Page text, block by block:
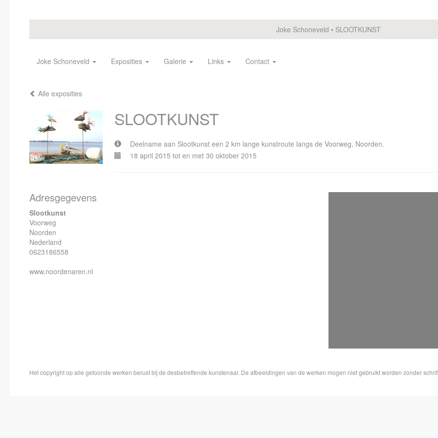
Joke Schoneveld SLOOTKUNST
Joke Schoneveld Exposities Galerie Links Contact
Alle exposities
SLOOTKUNST
Deelname aan Slootkunst een 2 km lange kunstroute langs de Voorweg, Noorden.
18 april 2015 tot en met 30 oktober 2015
Adresgegevens
Slootkunst
Voorweg
Noorden
Nederland
0623186558
www.noordenaren.nl
Het copyright op alle getoonde werken berust bij de desbetreffende kunstenaar. De afbeeldingen van de werken mogen niet gebruikt worden zonder